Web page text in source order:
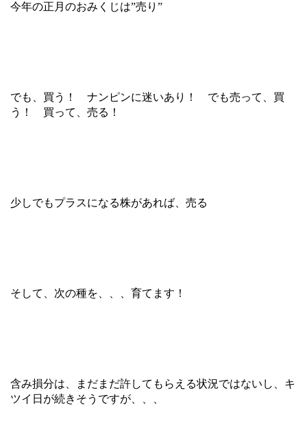
今年の正月のおみくじは”売り”
でも、買う！ ナンピンに迷いあり！ でも売って、買
う！ 買って、売る！
少しでもプラスになる株があれば、売る
そして、次の種を、、、育てます！
含み損分は、まだまだ許してもらえる状況ではないし、キ
ツイ日が続きそうですが、、、